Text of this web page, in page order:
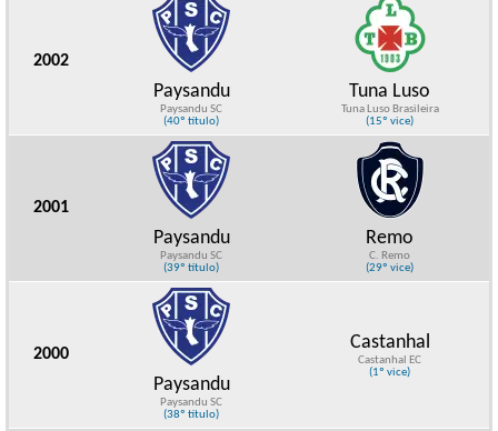
2002
Paysandu
Paysandu SC
(40º título)
Tuna Luso
Tuna Luso Brasileira
(15º vice)
2001
Paysandu
Paysandu SC
(39º título)
Remo
C. Remo
(29º vice)
2000
Paysandu
Paysandu SC
(38º título)
Castanhal
Castanhal EC
(1º vice)